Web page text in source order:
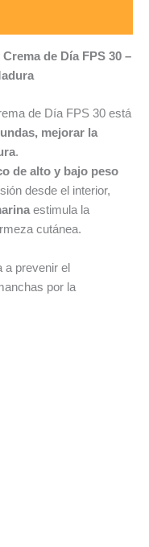
de Día FPS 30 –
de Día FPS 30 está
mejorar la
.
de alto y bajo peso
desde el interior,
estimula la
cutánea.
a prevenir el
por la